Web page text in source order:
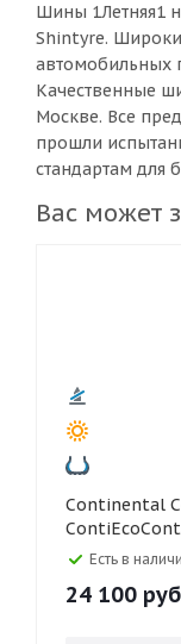
Шины 1Летняя1
Shintyre.
автомобильных
Качественные
Москве. Все
прошли
стандартам для
Вас может
Continental Continental 235/60 R18
Есть в
24 100